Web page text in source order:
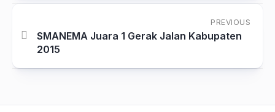
PREVIOUS
SMANEMA Juara 1 Gerak Jalan Kabupaten
2015